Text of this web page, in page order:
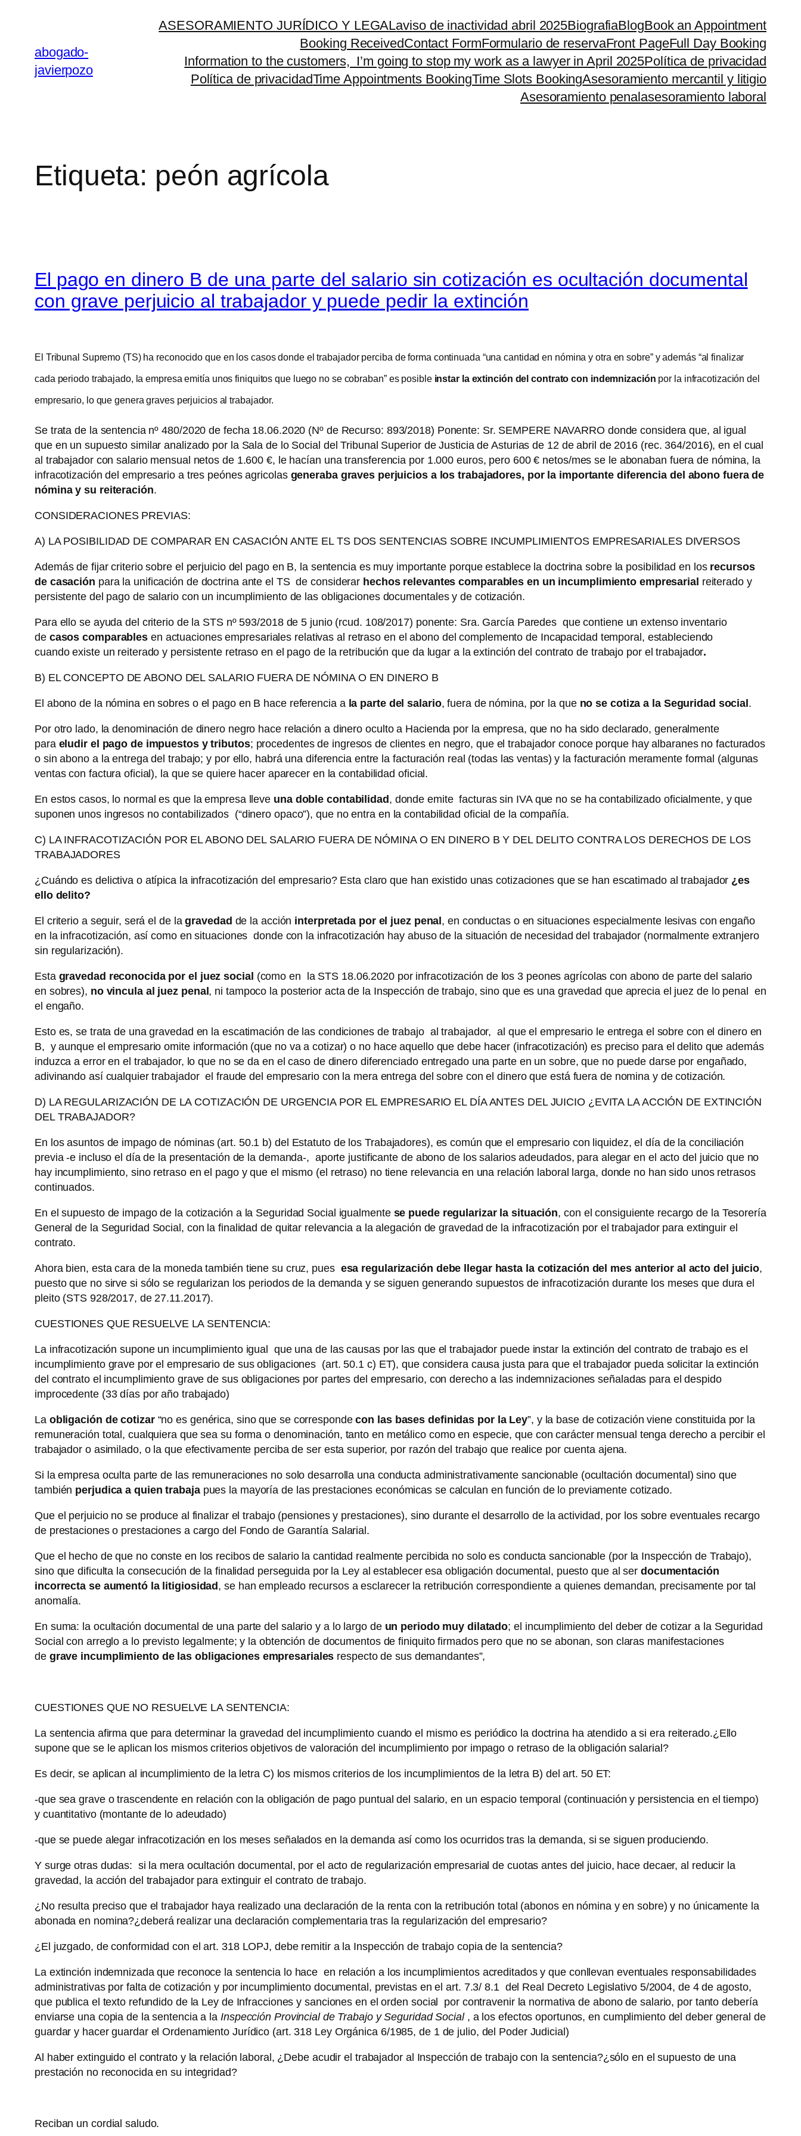
contenidoabogado-
javierpozo
ASESORAMIENTO JURÍDICO Y LEGALaviso de inactividad abril 2025BiografiaBlogBook an Appointment
Booking ReceivedContact FormFormulario de reservaFront PageFull Day Booking
Information to the customers, I’m going to stop my work as a lawyer in April 2025Política de privacidad
Política de privacidadTime Appointments BookingTime Slots BookingAsesoramiento mercantil y litigio
Asesoramiento penalasesoramiento laboral
Etiqueta: peón agrícola
El pago en dinero B de una parte del salario sin cotización es ocultación documental
con grave perjuicio al trabajador y puede pedir la extinción
El Tribunal Supremo (TS) ha reconocido que en los casos donde el trabajador perciba de forma continuada “una cantidad en nómina y otra en sobre” y además “al finalizar
cada periodo trabajado, la empresa emitía unos finiquitos que luego no se cobraban” es posible instar la extinción del contrato con indemnización por la infracotización del
empresario, lo que genera graves perjuicios al trabajador.
Se trata de la sentencia nº 480/2020 de fecha 18.06.2020 (Nº de Recurso: 893/2018) Ponente: Sr. SEMPERE NAVARRO donde considera que, al igual
que en un supuesto similar analizado por la Sala de lo Social del Tribunal Superior de Justicia de Asturias de 12 de abril de 2016 (rec. 364/2016), en el cual
al trabajador con salario mensual netos de 1.600 €, le hacían una transferencia por 1.000 euros, pero 600 € netos/mes se le abonaban fuera de nómina, la
infracotización del empresario a tres peónes agricolas generaba graves perjuicios a los trabajadores, por la importante diferencia del abono fuera de
nómina y su reiteración.
CONSIDERACIONES PREVIAS:
A) LA POSIBILIDAD DE COMPARAR EN CASACIÓN ANTE EL TS DOS SENTENCIAS SOBRE INCUMPLIMIENTOS EMPRESARIALES DIVERSOS
Además de fijar criterio sobre el perjuicio del pago en B, la sentencia es muy importante porque establece la doctrina sobre la posibilidad en los recursos
de casación para la unificación de doctrina ante el TS de considerar hechos relevantes comparables en un incumplimiento empresarial reiterado y
persistente del pago de salario con un incumplimiento de las obligaciones documentales y de cotización.
Para ello se ayuda del criterio de la STS nº 593/2018 de 5 junio (rcud. 108/2017) ponente: Sra. García Paredes que contiene un extenso inventario
de casos comparables en actuaciones empresariales relativas al retraso en el abono del complemento de Incapacidad temporal, estableciendo
cuando existe un reiterado y persistente retraso en el pago de la retribución que da lugar a la extinción del contrato de trabajo por el trabajador.
B) EL CONCEPTO DE ABONO DEL SALARIO FUERA DE NÓMINA O EN DINERO B
El abono de la nómina en sobres o el pago en B hace referencia a la parte del salario, fuera de nómina, por la que no se cotiza a la Seguridad social .
Por otro lado, la denominación de dinero negro hace relación a dinero oculto a Hacienda por la empresa, que no ha sido declarado, generalmente
para eludir el pago de impuestos y tributos; procedentes de ingresos de clientes en negro, que el trabajador conoce porque hay albaranes no facturados
o sin abono a la entrega del trabajo; y por ello, habrá una diferencia entre la facturación real (todas las ventas) y la facturación meramente formal (algunas
ventas con factura oficial), la que se quiere hacer aparecer en la contabilidad oficial.
En estos casos, lo normal es que la empresa lleve una doble contabilidad , donde emite facturas sin IVA que no se ha contabilizado oficialmente, y que
suponen unos ingresos no contabilizados (“dinero opaco”), que no entra en la contabilidad oficial de la compañía.
C) LA INFRACOTIZACIÓN POR EL ABONO DEL SALARIO FUERA DE NÓMINA O EN DINERO B Y DEL DELITO CONTRA LOS DERECHOS DE LOS
TRABAJADORES
¿Cuándo es delictiva o atípica la infracotización del empresario? Esta claro que han existido unas cotizaciones que se han escatimado al trabajador ¿es
ello delito?
El criterio a seguir, será el de lagravedad de la acción interpretada por el juez penal , en conductas o en situaciones especialmente lesivas con engaño
en la infracotización, así como en situaciones donde con la infracotización hay abuso de la situación de necesidad del trabajador (normalmente extranjero
sin regularización).
Esta gravedad reconocida por el juez social (como en la STS 18.06.2020 por infracotización de los 3 peones agrícolas con abono de parte del salario
en sobres), no vincula al juez penal , ni tampoco la posterior acta de la Inspección de trabajo, sino que es una gravedad que aprecia el juez de lo penal en
el engaño.
Esto es, se trata de una gravedad en la escatimación de las condiciones de trabajo al trabajador, al que el empresario le entrega el sobre con el dinero en
B, y aunque el empresario omite información (que no va a cotizar) o no hace aquello que debe hacer (infracotización) es preciso para el delito que además
induzca a error en el trabajador, lo que no se da en el caso de dinero diferenciado entregado una parte en un sobre, que no puede darse por engañado,
adivinando así cualquier trabajador el fraude del empresario con la mera entrega del sobre con el dinero que está fuera de nomina y de cotización.
D) LA REGULARIZACIÓN DE LA COTIZACIÓN DE URGENCIA POR EL EMPRESARIO EL DÍA ANTES DEL JUICIO ¿EVITA LA ACCIÓN DE EXTINCIÓN
DEL TRABAJADOR?
En los asuntos de impago de nóminas (art. 50.1 b) del Estatuto de los Trabajadores), es común que el empresario con liquidez, el día de la conciliación
previa -e incluso el día de la presentación de la demanda-, aporte justificante de abono de los salarios adeudados, para alegar en el acto del juicio que no
hay incumplimiento, sino retraso en el pago y que el mismo (el retraso) no tiene relevancia en una relación laboral larga, donde no han sido unos retrasos
continuados.
En el supuesto de impago de la cotización a la Seguridad Social igualmente se puede regularizar la situación, con el consiguiente recargo de la Tesorería
General de la Seguridad Social, con la finalidad de quitar relevancia a la alegación de gravedad de la infracotización por el trabajador para extinguir el
contrato.
Ahora bien, esta cara de la moneda también tiene su cruz, pues esa regularización debe llegar hasta la cotización del mes anterior al acto del juicio,
puesto que no sirve si sólo se regularizan los periodos de la demanda y se siguen generando supuestos de infracotización durante los meses que dura el
pleito (STS 928/2017, de 27.11.2017).
CUESTIONES QUE RESUELVE LA SENTENCIA:
La infracotización supone un incumplimiento igual que una de las causas por las que el trabajador puede instar la extinción del contrato de trabajo es el
incumplimiento grave por el empresario de sus obligaciones (art. 50.1 c) ET), que considera causa justa para que el trabajador pueda solicitar la extinción
del contrato el incumplimiento grave de sus obligaciones por partes del empresario, con derecho a las indemnizaciones señaladas para el despido
improcedente (33 días por año trabajado)
La obligación de cotizar“no es genérica, sino que se correspondecon las bases definidas por la Ley”, y la base de cotización viene constituida por la
remuneración total, cualquiera que sea su forma o denominación, tanto en metálico como en especie, que con carácter mensual tenga derecho a percibir el
trabajador o asimilado, o la que efectivamente perciba de ser esta superior, por razón del trabajo que realice por cuenta ajena.
Si la empresa oculta parte de las remuneraciones no solo desarrolla una conducta administrativamente sancionable (ocultación documental) sino que
también perjudica a quien trabajapues la mayoría de las prestaciones económicas se calculan en función de lo previamente cotizado.
Que el perjuicio no se produce al finalizar el trabajo (pensiones y prestaciones), sino durante el desarrollo de la actividad, por los sobre eventuales recargo
de prestaciones o prestaciones a cargo del Fondo de Garantía Salarial.
Que el hecho de que no conste en los recibos de salario la cantidad realmente percibida no solo es conducta sancionable (por la Inspección de Trabajo),
sino que dificulta la consecución de la finalidad perseguida por la Ley al establecer esa obligación documental, puesto que al ser documentación
incorrecta se aumentó la litigiosidad , se han empleado recursos a esclarecer la retribución correspondiente a quienes demandan, precisamente por tal
anomalía.
En suma: la ocultación documental de una parte del salario y a lo largo de un periodo muy dilatado; el incumplimiento del deber de cotizar a la Seguridad
Social con arreglo a lo previsto legalmente; y la obtención de documentos de finiquito firmados pero que no se abonan, son claras manifestaciones
de grave incumplimiento de las obligaciones empresariales respecto de sus demandantes”,
CUESTIONES QUE NO RESUELVE LA SENTENCIA:
La sentencia afirma que para determinar la gravedad del incumplimiento cuando el mismo es periódico la doctrina ha atendido a si era reiterado.¿Ello
supone que se le aplican los mismos criterios objetivos de valoración del incumplimiento por impago o retraso de la obligación salarial?
Es decir, se aplican al incumplimiento de la letra C) los mismos criterios de los incumplimientos de la letra B) del art. 50 ET:
-que sea grave o trascendente en relación con la obligación de pago puntual del salario, en un espacio temporal (continuación y persistencia en el tiempo)
y cuantitativo (montante de lo adeudado)
-que se puede alegar infracotización en los meses señalados en la demanda así como los ocurridos tras la demanda, si se siguen produciendo.
Y surge otras dudas: si la mera ocultación documental, por el acto de regularización empresarial de cuotas antes del juicio, hace decaer, al reducir la
gravedad, la acción del trabajador para extinguir el contrato de trabajo.
¿No resulta preciso que el trabajador haya realizado una declaración de la renta con la retribución total (abonos en nómina y en sobre) y no únicamente la
abonada en nomina?¿deberá realizar una declaración complementaria tras la regularización del empresario?
¿El juzgado, de conformidad con el art. 318 LOPJ, debe remitir a la Inspección de trabajo copia de la sentencia?
La extinción indemnizada que reconoce la sentencia lo hace en relación a los incumplimientos acreditados y que conllevan eventuales responsabilidades
administrativas por falta de cotización y por incumplimiento documental, previstas en el art. 7.3/ 8.1 del Real Decreto Legislativo 5/2004, de 4 de agosto,
que publica el texto refundido de la Ley de Infracciones y sanciones en el orden social por contravenir la normativa de abono de salario, por tanto debería
enviarse una copia de la sentencia a la Inspección Provincial de Trabajo y Seguridad Social , a los efectos oportunos, en cumplimiento del deber general de
guardar y hacer guardar el Ordenamiento Jurídico (art. 318 Ley Orgánica 6/1985, de 1 de julio, del Poder Judicial)
Al haber extinguido el contrato y la relación laboral, ¿Debe acudir el trabajador al Inspección de trabajo con la sentencia?¿sólo en el supuesto de una
prestación no reconocida en su integridad?
Reciban un cordial saludo.